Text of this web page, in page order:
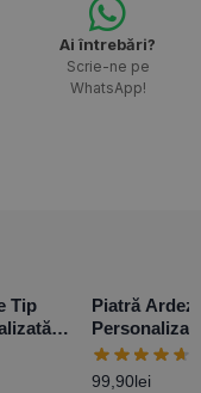
Ai întrebări?
Scrie-ne pe
WhatsApp!
Tip
Piatră
poze și
99,90lei